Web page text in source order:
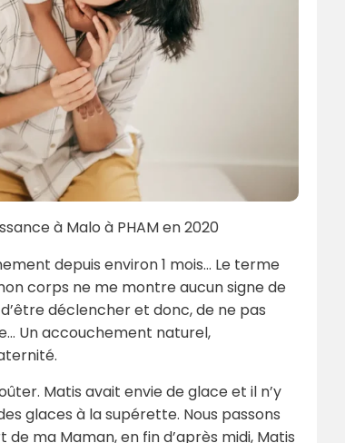
à Malo à PHAM en 2020
depuis environ 1 mois… Le terme
corps ne me montre aucun signe de
déclencher et donc, de ne pas
Un accouchement naturel,
Matis avait envie de glace et il n’y
glaces à la supérette. Nous passons
ma Maman, en fin d’après midi, Matis